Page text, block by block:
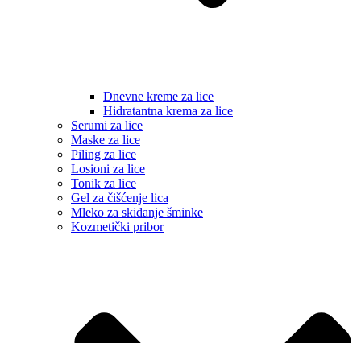
Dnevne kreme za lice
Hidratantna krema za lice
Serumi za lice
Maske za lice
Piling za lice
Losioni za lice
Tonik za lice
Gel za čišćenje lica
Mleko za skidanje šminke
Kozmetički pribor